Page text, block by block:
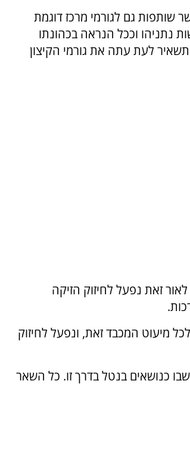
שותפות גם לגורמי מרכז דוגמת
נתניהו וככל הנראה בכהונתו
תשאיר לעת עתה את גורמי הקיצון
זאת נפעל לחיזוק הזיקה
מיעוט המכבד זאת, ונפעל לחיזוק
כנושאים בנטל בדרך זו. כל השאר